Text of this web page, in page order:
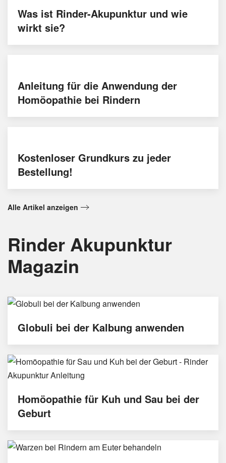
Was ist Rinder-Akupunktur und wie
wirkt sie?
Anleitung für die Anwendung der
Homöopathie bei Rindern
Kostenloser Grundkurs zu jeder
Bestellung!
Alle Artikel anzeigen
Rinder Akupunktur
Magazin
Globuli bei der Kalbung anwenden
Homöopathie für Kuh und Sau bei der
Geburt